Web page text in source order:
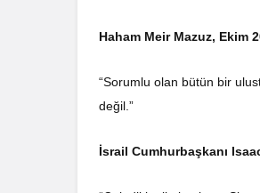
Haham Meir Mazuz, Ekim
“Sorumlu olan bütün bir
değil.”
İsrail Cumhurbaşkanı